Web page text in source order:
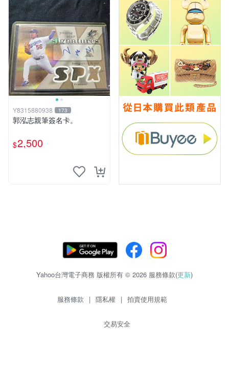
Y8315880938 173
郭泓志親筆簽名卡。
$2,500
Yahoo台灣電子商務 版權所有 © 2026 服務條款(更新)
服務條款 | 隱私權 | 拍賣使用規範
交易安全